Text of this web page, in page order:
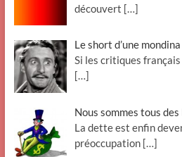
découvert […]
Le short d’une mondina
Si les critiques
[…]
Nous sommes tous
La dette est enfin
préoccupation […]